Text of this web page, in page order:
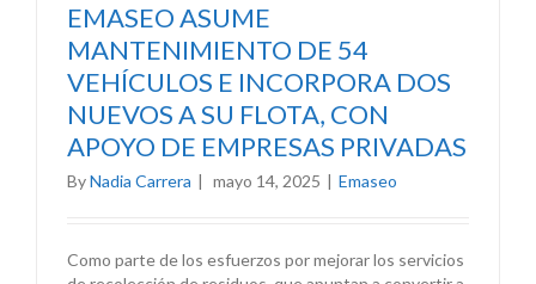
EMASEO ASUME
MANTENIMIENTO DE 54
VEHÍCULOS E INCORPORA DOS
NUEVOS A SU FLOTA, CON
APOYO DE EMPRESAS PRIVADAS
ByNadia Carrera | mayo 14, 2025 | Emaseo
Como parte de los esfuerzos por mejorar los servicios